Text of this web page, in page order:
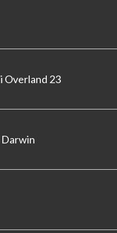
Overland 23
Darwin